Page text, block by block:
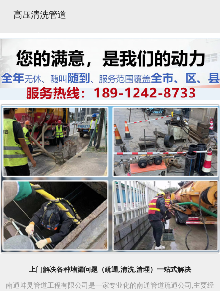
高压清洗管道
上门解决各种堵漏问题（疏通,清洗,清理）一站式解决
南通坤灵管道工程有限公司是一家专业化的南通管道疏通公司,主要经